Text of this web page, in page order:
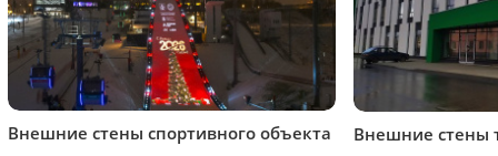
Внешние стены спортивного объекта Внешние стены